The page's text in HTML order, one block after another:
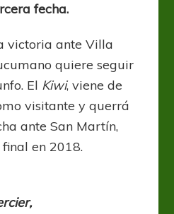
fecha.
victoria ante Villa
quiere seguir
El Kiwi, viene de
visitante y querrá
ante San Martín,
en 2018.